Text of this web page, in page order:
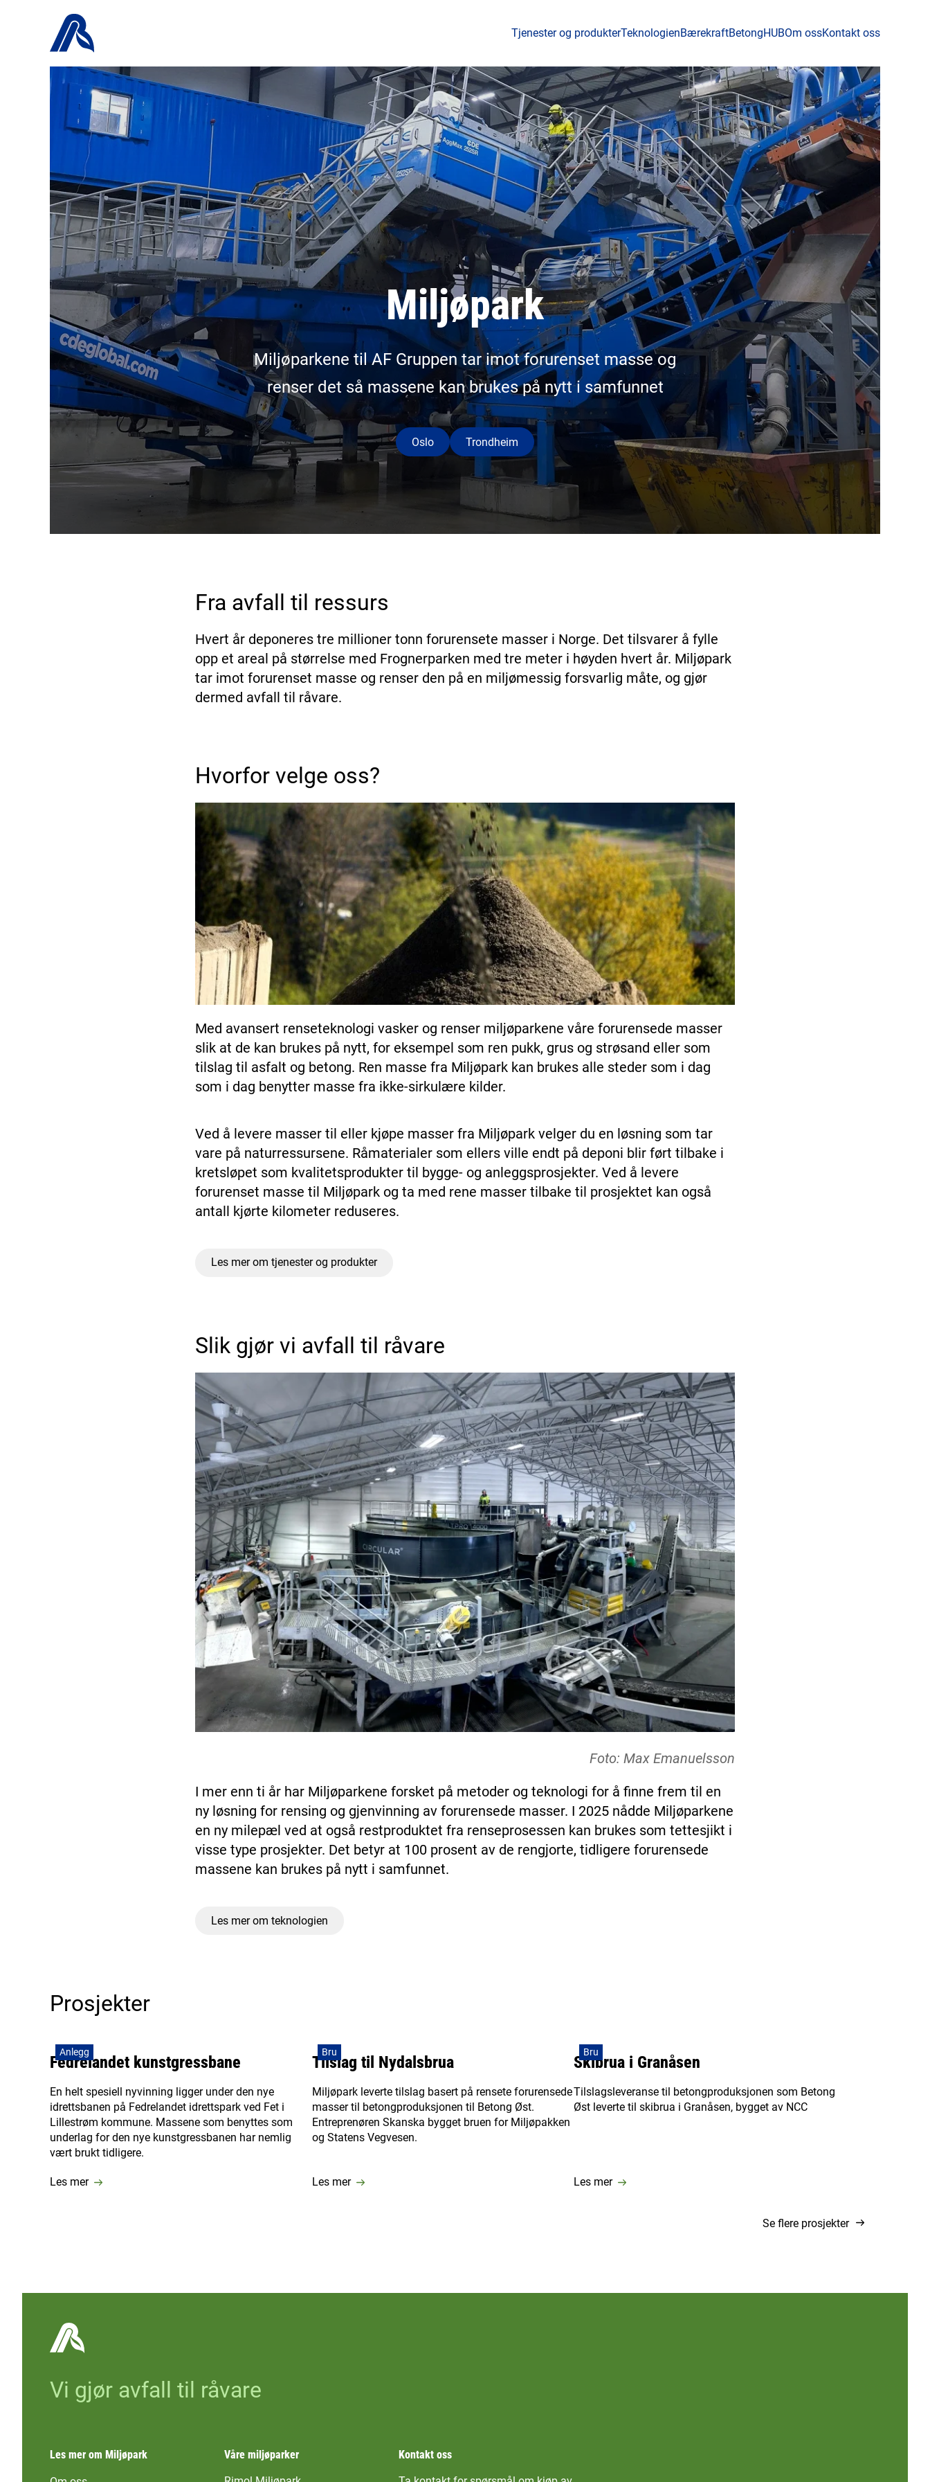
Tjenester og produkterTeknologienBærekraftBetongHUBOm ossKontakt oss
Miljøpark
Miljøparkene til AF Gruppen tar imot forurenset masse og
renser det så massene kan brukes på nytt i samfunnet
Oslo Trondheim
Fra avfall til ressurs
Hvert år deponeres tre millioner tonn forurensete masser i Norge. Det tilsvarer å fylle
opp et areal på størrelse med Frognerparken med tre meter i høyden hvert år. Miljøpark
tar imot forurenset masse og renser den på en miljømessig forsvarlig måte, og gjør
dermed avfall til råvare.
Hvorfor velge oss?
Med avansert renseteknologi vasker og renser miljøparkene våre forurensede masser
slik at de kan brukes på nytt, for eksempel som ren pukk, grus og strøsand eller som
tilslag til asfalt og betong. Ren masse fra Miljøpark kan brukes alle steder som i dag
som i dag benytter masse fra ikke-sirkulære kilder.
Ved å levere masser til eller kjøpe masser fra Miljøpark velger du en løsning som tar
vare på naturressursene. Råmaterialer som ellers ville endt på deponi blir ført tilbake i
kretsløpet som kvalitetsprodukter til bygge- og anleggsprosjekter. Ved å levere
forurenset masse til Miljøpark og ta med rene masser tilbake til prosjektet kan også
antall kjørte kilometer reduseres.
Les mer om tjenester og produkter
Slik gjør vi avfall til råvare
Foto: Max Emanuelsson
I mer enn ti år har Miljøparkene forsket på metoder og teknologi for å finne frem til en
ny løsning for rensing og gjenvinning av forurensede masser. I 2025 nådde Miljøparkene
en ny milepæl ved at også restproduktet fra renseprosessen kan brukes som tettesjikt i
visse type prosjekter. Det betyr at 100 prosent av de rengjorte, tidligere forurensede
massene kan brukes på nytt i samfunnet.
Les mer om teknologien
Prosjekter
Anlegg
Fedrelandet kunstgressbane
En helt spesiell nyvinning ligger under den nye
idrettsbanen på Fedrelandet idrettspark ved Fet i
Lillestrøm kommune. Massene som benyttes som
underlag for den nye kunstgressbanen har nemlig
vært brukt tidligere.
Les mer
Bru
Tilslag til Nydalsbrua
Miljøpark leverte tilslag basert på rensete forurensede
masser til betongproduksjonen til Betong Øst.
Entreprenøren Skanska bygget bruen for Miljøpakken
og Statens Vegvesen.
Les mer
Bru
Skibrua i Granåsen
Tilslagsleveranse til betongproduksjonen som Betong
Øst leverte til skibrua i Granåsen, bygget av NCC
Les mer
Se flere prosjekter
Vi gjør avfall til råvare
Les mer om Miljøpark
Våre miljøparker
Kontakt oss